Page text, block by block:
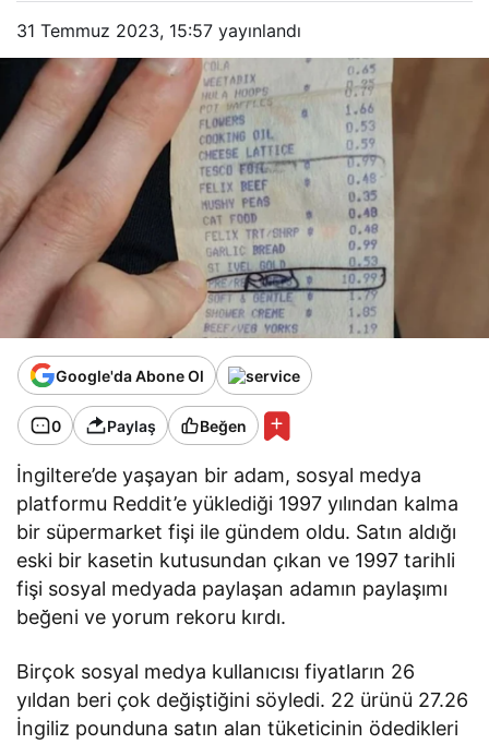
31 Temmuz 2023, 15:57 yayınlandı
Google'da Abone Ol
0 Paylaş Beğen
İngiltere’de yaşayan bir adam, sosyal medya
platformu Reddit’e yüklediği 1997 yılından kalma
bir süpermarket fişi ile gündem oldu. Satın aldığı
eski bir kasetin kutusundan çıkan ve 1997 tarihli
fişi sosyal medyada paylaşan adamın paylaşımı
beğeni ve yorum rekoru kırdı.
Birçok sosyal medya kullanıcısı fiyatların 26
yıldan beri çok değiştiğini söyledi. 22 ürünü 27.26
İngiliz pounduna satın alan tüketicinin ödedikleri